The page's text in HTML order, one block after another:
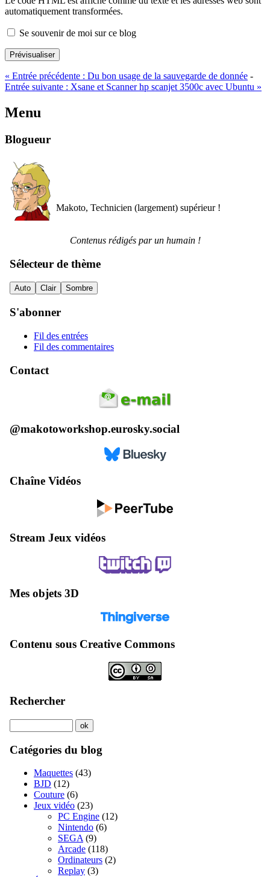
automatiquement transformées.
Se souvenir de moi sur ce blog
Prévisualiser
« Entrée précédente : Du bon usage de la sauvegarde de donnée -
Entrée suivante : Xsane et Scanner hp scanjet 3500c avec Ubuntu »
Menu
Blogueur
Makoto, Technicien (largement) supérieur !
Contenus rédigés par un humain !
Sélecteur de thème
Auto Clair Sombre
S'abonner
Fil des entrées
Fil des commentaires
Contact
@makotoworkshop.eurosky.social
Chaîne Vidéos
Stream Jeux vidéos
Mes objets 3D
Contenu sous Creative Commons
Rechercher
Catégories du blog
Maquettes (43)
BJD (12)
Couture (6)
Jeux vidéo (23)
PC Engine (12)
Nintendo (6)
SEGA (9)
Arcade (118)
Ordinateurs (2)
Replay (3)